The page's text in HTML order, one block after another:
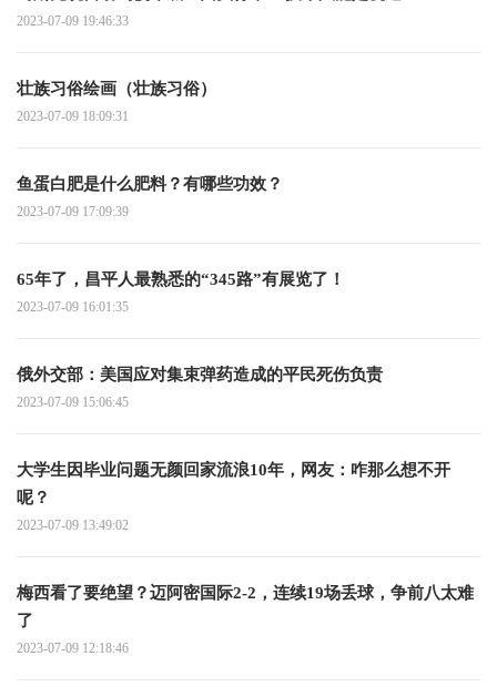
2023-07-09 19:46:33
壮族习俗绘画（壮族习俗）
2023-07-09 18:09:31
鱼蛋白肥是什么肥料？有哪些功效？
2023-07-09 17:09:39
65年了，昌平人最熟悉的“345路”有展览了！
2023-07-09 16:01:35
俄外交部：美国应对集束弹药造成的平民死伤负责
2023-07-09 15:06:45
大学生因毕业问题无颜回家流浪10年，网友：咋那么想不开
呢？
2023-07-09 13:49:02
梅西看了要绝望？迈阿密国际2-2，连续19场丢球，争前八太难
了
2023-07-09 12:18:46